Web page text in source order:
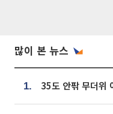
많이 본 뉴스
1.